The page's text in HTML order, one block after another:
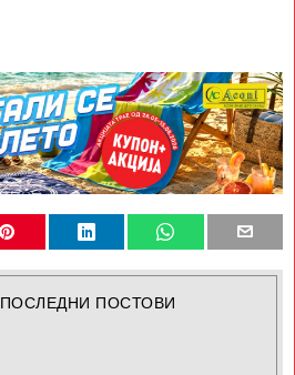
ПОСЛЕДНИ ПОСТОВИ